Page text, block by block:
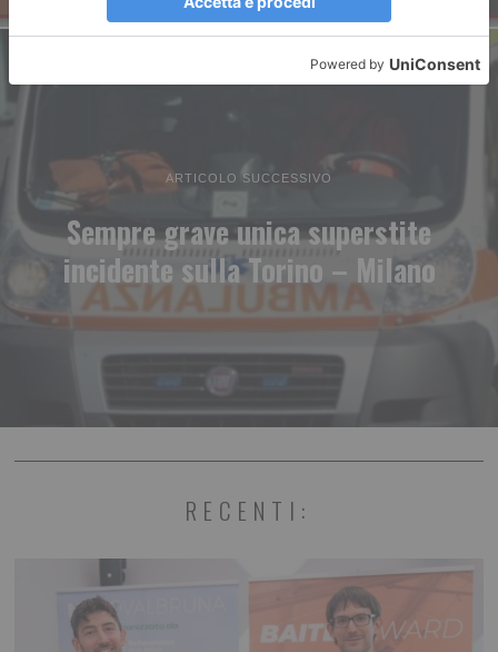
ARTICOLO SUCCESSIVO
Sempre grave unica superstite
incidente sulla Torino – Milano
RECENTI: